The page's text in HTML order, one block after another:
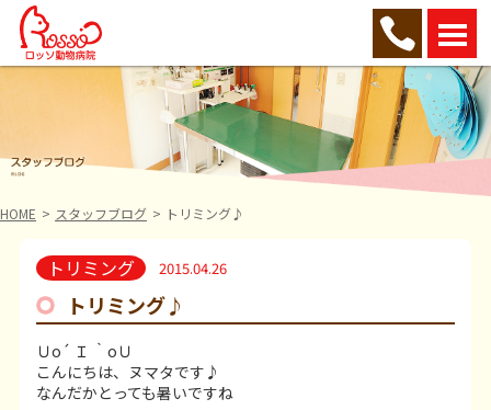
HOME スタッフブログ トリミング♪
トリミング 2015.04.26
トリミング♪
Ｕo´ Ｉ ｀oＵ
こんにちは、ヌマタです♪
なんだかとっても暑いですね